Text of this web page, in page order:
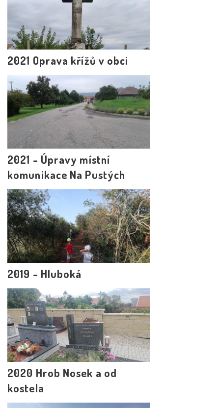
2021 Oprava křížů v obci
2021 - Úpravy místní
komunikace Na Pustých
2019 - Hluboká
2020 Hrob Nosek a od
kostela